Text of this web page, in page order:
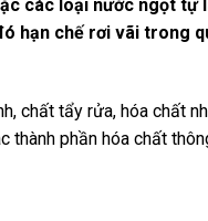
các loại nước ngọt tự
hạn chế rơi vãi trong
chất tẩy rửa, hóa chất
phần hóa chất